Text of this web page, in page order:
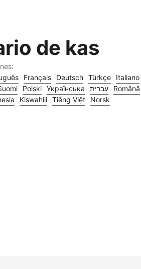
de kas
Français Deutsch Türkçe Italiano
Polski Українська עברית Română
Kiswahili Tiếng Việt Norsk